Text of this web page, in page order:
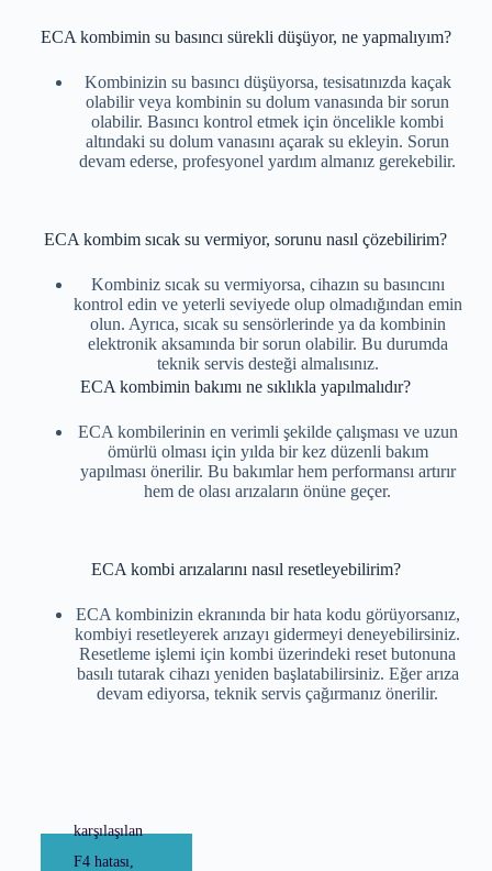
ECA kombimin su basıncı sürekli düşüyor, ne yapmalıyım?
Kombinizin su basıncı düşüyorsa, tesisatınızda kaçak
olabilir veya kombinin su dolum vanasında bir sorun
olabilir. Basıncı kontrol etmek için öncelikle kombi
altındaki su dolum vanasını açarak su ekleyin. Sorun
devam ederse, profesyonel yardım almanız gerekebilir.
ECA kombim sıcak su vermiyor, sorunu nasıl çözebilirim?
Kombiniz sıcak su vermiyorsa, cihazın su basıncını
kontrol edin ve yeterli seviyede olup olmadığından emin
olun. Ayrıca, sıcak su sensörlerinde ya da kombinin
elektronik aksamında bir sorun olabilir. Bu durumda
teknik servis desteği almalısınız.
ECA kombimin bakımı ne sıklıkla yapılmalıdır?
ECA kombilerinin en verimli şekilde çalışması ve uzun
ömürlü olması için yılda bir kez düzenli bakım
yapılması önerilir. Bu bakımlar hem performansı artırır
hem de olası arızaların önüne geçer.
ECA kombi arızalarını nasıl resetleyebilirim?
ECA kombinizin ekranında bir hata kodu görüyorsanız,
kombiyi resetleyerek arızayı gidermeyi deneyebilirsiniz.
Resetleme işlemi için kombi üzerindeki reset butonuna
basılı tutarak cihazı yeniden başlatabilirsiniz. Eğer arıza
devam ediyorsa, teknik servis çağırmanız önerilir.
ÇÖZÜM
Eca
Kombi
F4
Hatası
karşılaşılan
F4 hatası,